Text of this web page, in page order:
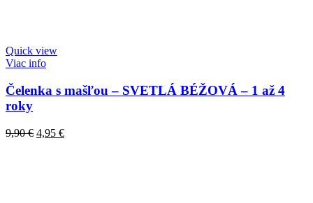
Quick view
Viac info
Čelenka s mašľou – SVETLÁ BÉŽOVÁ – 1 až 4
roky
9,90€ Original
4,95 €Current